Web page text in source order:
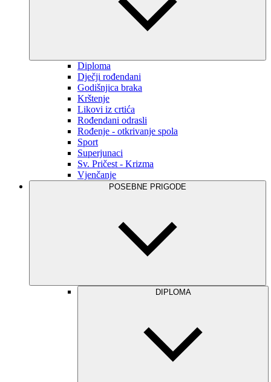
Diploma
Dječji rođendani
Godišnjica braka
Krštenje
Likovi iz crtića
Rođendani odrasli
Rođenje - otkrivanje spola
Sport
Superjunaci
Sv. Pričest - Krizma
Vjenčanje
POSEBNE PRIGODE
DIPLOMA